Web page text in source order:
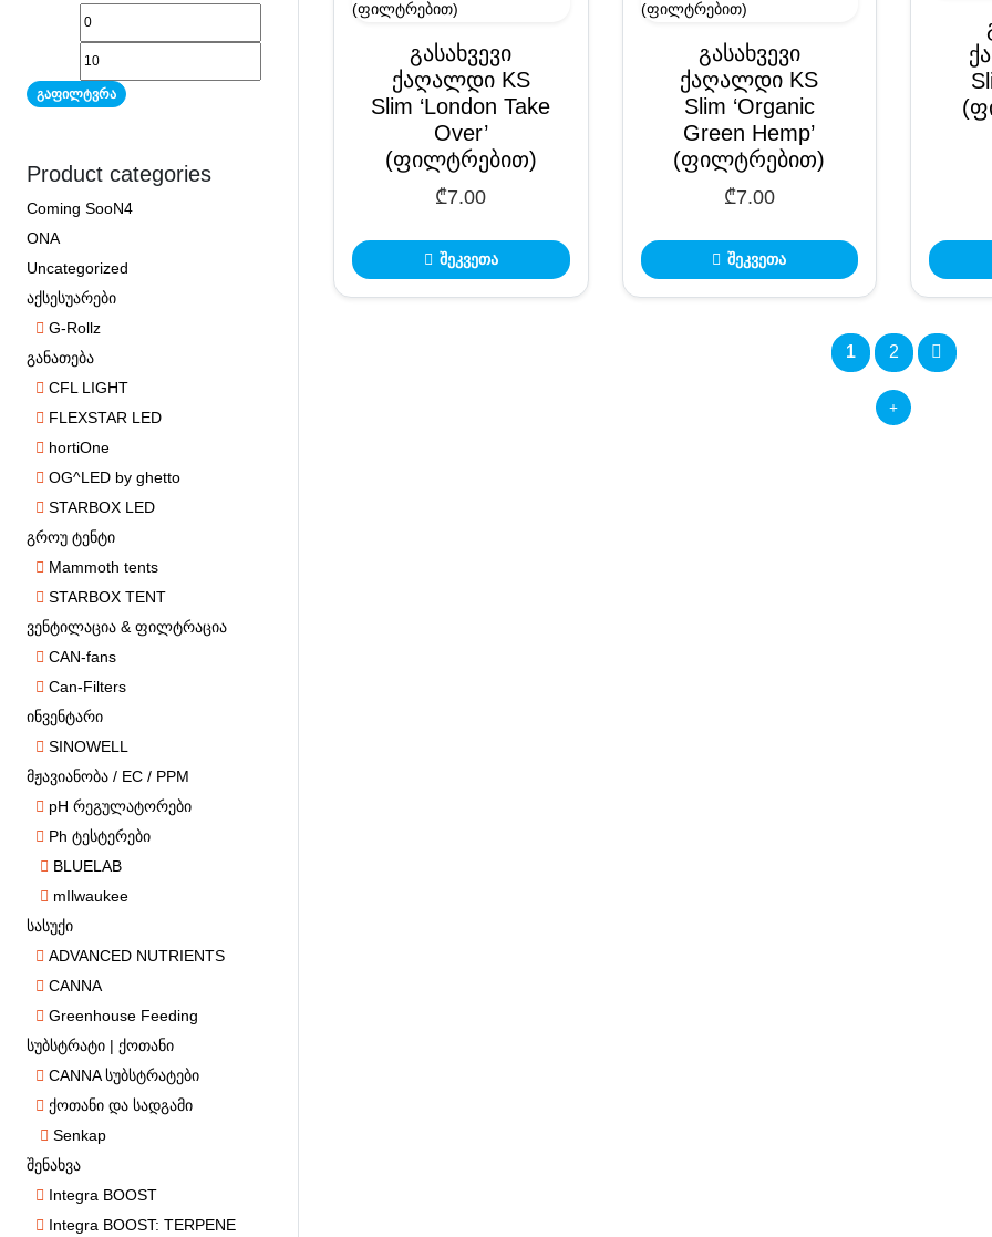
გაფილტვრა
Product categories
Coming SooN4
ONA
Uncategorized
აქსესუარები
G-Rollz
განათება
CFL LIGHT
FLEXSTAR LED
hortiOne
OG^LED by ghetto
STARBOX LED
გროუ ტენტი
Mammoth tents
STARBOX TENT
ვენტილაცია & ფილტრაცია
CAN-fans
Can-Filters
ინვენტარი
SINOWELL
მჟავიანობა / EC / PPM
pH რეგულატორები
Ph ტესტერები
BLUELAB
mIlwaukee
სასუქი
ADVANCED NUTRIENTS
CANNA
Greenhouse Feeding
სუბსტრატი | ქოთანი
CANNA სუბსტრატები
ქოთანი და სადგამი
Senkap
შენახვა
Integra BOOST
Integra BOOST: TERPENE
გასახვევი
ქაღალდი KS
Slim ‘London Take
Over’
(ფილტრებით)
₾7.00
შეკვეთა
გასახვევი
ქაღალდი KS
Slim ‘Organic
Green Hemp’
(ფილტრებით)
₾7.00
შეკვეთა
1 2